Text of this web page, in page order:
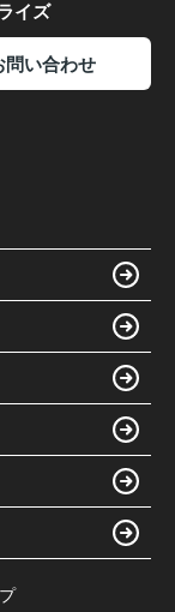
イズ
問い合わせ